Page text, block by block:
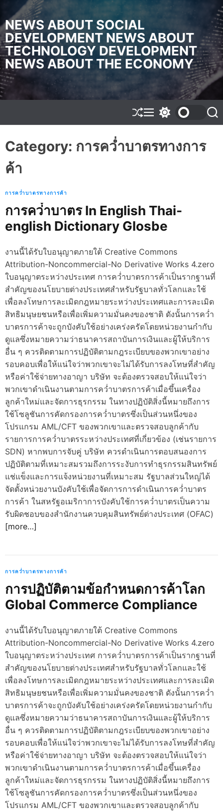
i
p
t
o
c
o
n
n
NEWS ABOUT SOCIAL
DEVELOPMENT NEWS ABOUT
TECHNOLOGY DEVELOPMENT
NEWS ABOUT THE ECONOMY
S
h
f
f
M
e
u
w
t
c
m
o
d
S
e
Category: การคว่ำบาตรทางการ
ค้า
การคว่ำบาตรทางการค้า
การคว่ําบาตร In English Thai-
english Dictionary Glosbe
งานนี้ได้รับใบอนุญาตภายใต้ Creative Commons
Attribution-Noncommercial-No Derivative Works 4.zero
ใบอนุญาตระหว่างประเทศ การคว่ำบาตรการค้าเป็นรากฐานที่
สำคัญของนโยบายต่างประเทศสำหรับรัฐบาลทั่วโลกและใช้
เพื่อลงโทษการละเมิดกฎหมายระหว่างประเทศและการละเมิด
สิทธิมนุษยชนหรือเพื่อเพิ่มความมั่นคงของชาติ ดังนั้นการคว่ำ
บาตรการค้าจะถูกบังคับใช้อย่างเคร่งครัดโดยหน่วยงานกำกับ
ดูแลซึ่งหมายความว่าธนาคารสถาบันการเงินและผู้ให้บริการ
อื่น ๆ ควรติดตามการปฏิบัติตามกฎระเบียบของพวกเขาอย่าง
รอบคอบเพื่อให้แน่ใจว่าพวกเขาจะไม่ได้รับการลงโทษที่สำคัญ
หรือค่าใช้จ่ายทางอาญา บริษัท จะต้องตรวจสอบให้แน่ใจว่า
พวกเขาดำเนินงานตามการคว่ำบาตรการค้าเมื่อขึ้นเครื่อง
ลูกค้าใหม่และจัดการธุรกรรม ในทางปฏิบัติสิ่งนี้หมายถึงการ
ใช้โซลูชันการคัดกรองการคว่ำบาตรซึ่งเป็นส่วนหนึ่งของ
โปรแกรม AML/CFT ของพวกเขาและตรวจสอบลูกค้ากับ
รายการการคว่ำบาตรระหว่างประเทศที่เกี่ยวข้อง (เช่นรายการ
SDN) หากพบการจับคู่ บริษัท ควรดำเนินการตอบสนองการ
ปฏิบัติตามที่เหมาะสมรวมถึงการระงับการทำธุรกรรมสินทรัพย์
แช่แข็งและการแจ้งหน่วยงานที่เหมาะสม รัฐบาลส่วนใหญ่ได้
จัดตั้งหน่วยงานบังคับใช้เพื่อจัดการการดำเนินการคว่ำบาตร
การค้า ในสหรัฐอเมริกาการบังคับใช้การคว่ำบาตรเป็นความ
รับผิดชอบของสำนักงานควบคุมสินทรัพย์ต่างประเทศ (OFAC)
[more…]
การคว่ำบาตรทางการค้า
การปฏิบัติตามข้อกำหนดการค้าโลก
Global Commerce Compliance
งานนี้ได้รับใบอนุญาตภายใต้ Creative Commons
Attribution-Noncommercial-No Derivative Works 4.zero
ใบอนุญาตระหว่างประเทศ การคว่ำบาตรการค้าเป็นรากฐานที่
สำคัญของนโยบายต่างประเทศสำหรับรัฐบาลทั่วโลกและใช้
เพื่อลงโทษการละเมิดกฎหมายระหว่างประเทศและการละเมิด
สิทธิมนุษยชนหรือเพื่อเพิ่มความมั่นคงของชาติ ดังนั้นการคว่ำ
บาตรการค้าจะถูกบังคับใช้อย่างเคร่งครัดโดยหน่วยงานกำกับ
ดูแลซึ่งหมายความว่าธนาคารสถาบันการเงินและผู้ให้บริการ
อื่น ๆ ควรติดตามการปฏิบัติตามกฎระเบียบของพวกเขาอย่าง
รอบคอบเพื่อให้แน่ใจว่าพวกเขาจะไม่ได้รับการลงโทษที่สำคัญ
หรือค่าใช้จ่ายทางอาญา บริษัท จะต้องตรวจสอบให้แน่ใจว่า
พวกเขาดำเนินงานตามการคว่ำบาตรการค้าเมื่อขึ้นเครื่อง
ลูกค้าใหม่และจัดการธุรกรรม ในทางปฏิบัติสิ่งนี้หมายถึงการ
ใช้โซลูชันการคัดกรองการคว่ำบาตรซึ่งเป็นส่วนหนึ่งของ
โปรแกรม AML/CFT ของพวกเขาและตรวจสอบลูกค้ากับ